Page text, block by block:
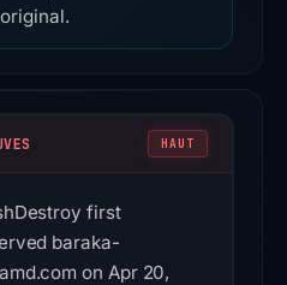
HAUT
first
baraka-
on Apr 20,